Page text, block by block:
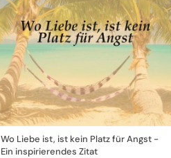
Wo Liebe ist, ist kein Platz für Angst -
Ein inspirierendes Zitat